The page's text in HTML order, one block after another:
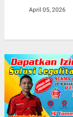
April 05, 2026